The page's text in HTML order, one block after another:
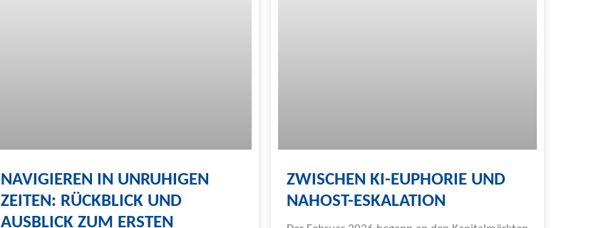
NAVIGIEREN IN UNRUHIGEN
ZEITEN: RÜCKBLICK UND
AUSBLICK ZUM ERSTEN
ZWISCHEN KI-EUPHORIE UND
NAHOST-ESKALATION